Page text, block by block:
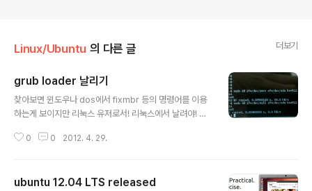
Linux/Ubuntu 의 다른 글 더보기
grub loader 날리기
찾아보면 윈도우나 dos에서 fixmbr 등의 명령어를 이용
하는게 보이지만 리눅스 유저로서! 리눅스에서 날려야! 하
if=/dev/null of=/dev/sda bs=446 count=1 $ sud
=/dev/sda bs=512 count=1 $ sudo dd if=/dev/z
0 0 2012. 4. 29.
ubuntu 12.04 LTS released